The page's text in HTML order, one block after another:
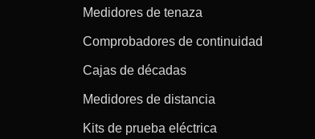
Medidores de tenaza
Comprobadores de continuidad
Cajas de décadas
Medidores de distancia
Kits de prueba eléctrica